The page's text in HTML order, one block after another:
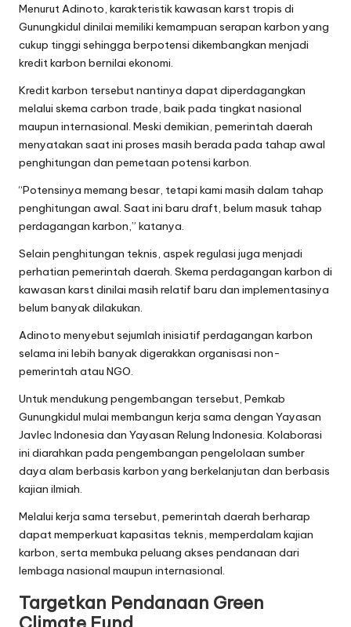
Menurut Adinoto, karakteristik kawasan karst tropis di
Gunungkidul dinilai memiliki kemampuan serapan karbon yang
cukup tinggi sehingga berpotensi dikembangkan menjadi
kredit karbon bernilai ekonomi.
Kredit karbon tersebut nantinya dapat diperdagangkan
melalui skema carbon trade, baik pada tingkat nasional
maupun internasional. Meski demikian, pemerintah daerah
menyatakan saat ini proses masih berada pada tahap awal
penghitungan dan pemetaan potensi karbon.
“Potensinya memang besar, tetapi kami masih dalam tahap
penghitungan awal. Saat ini baru draft, belum masuk tahap
perdagangan karbon,” katanya.
Selain penghitungan teknis, aspek regulasi juga menjadi
perhatian pemerintah daerah. Skema perdagangan karbon di
kawasan karst dinilai masih relatif baru dan implementasinya
belum banyak dilakukan.
Adinoto menyebut sejumlah inisiatif perdagangan karbon
selama ini lebih banyak digerakkan organisasi non-
pemerintah atau NGO.
Untuk mendukung pengembangan tersebut, Pemkab
Gunungkidul mulai membangun kerja sama dengan Yayasan
Javlec Indonesia dan Yayasan Relung Indonesia. Kolaborasi
ini diarahkan pada pengembangan pengelolaan sumber
daya alam berbasis karbon yang berkelanjutan dan berbasis
kajian ilmiah.
Melalui kerja sama tersebut, pemerintah daerah berharap
dapat memperkuat kapasitas teknis, memperdalam kajian
karbon, serta membuka peluang akses pendanaan dari
lembaga nasional maupun internasional.
Targetkan Pendanaan Green